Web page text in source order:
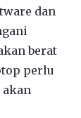
dan
berat
perlu
akan